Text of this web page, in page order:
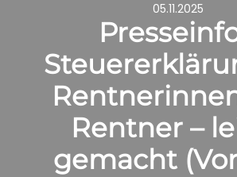
05.11.2025
Rentner –
gemacht